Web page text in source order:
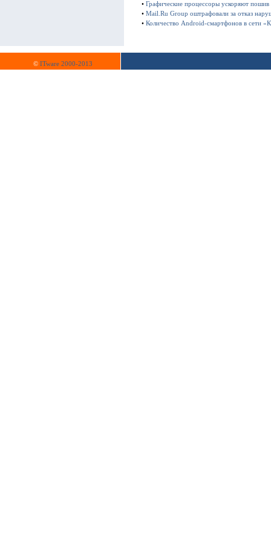
• Графические процессоры ускоряют
• Mail.Ru Group оштрафовали за отказ
• Количество Android-смартфонов в сети
© ITware 2000-2013